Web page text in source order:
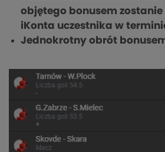
objętego bonusem
iKonta uczestnika w
Jednokrotny obrót